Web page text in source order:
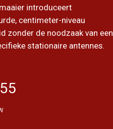
introduceert
centimeter-niveau
zonder de noodzaak van een
stationaire antennes.